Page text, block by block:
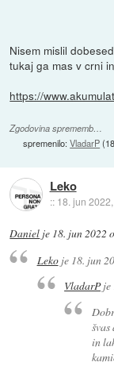
Nisem mislil
tukaj ga mas v crni
https://
Zgodovina sprememb…
spremenilo:VladarP(
Leko
:: 18. jun
Daniel je 18. jun 2022
Lekoje 18. jun
VladarPje
in